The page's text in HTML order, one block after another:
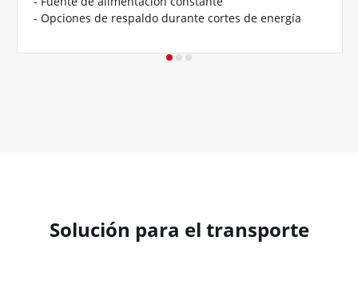
- Opciones de respaldo durante cortes de energía
Solución para el transporte